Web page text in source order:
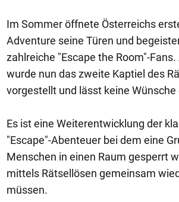
Im Sommer öffnete Österreichs
Adventure seine Türen und
zahlreiche "Escape the Room"-
wurde nun das zweite Kaptiel des
vorgestellt und lässt keine Wünsche
Es ist eine Weiterentwicklung der
"Escape"-Abenteuer bei dem eine
Menschen in einen Raum gesperrt
mittels Rätsellösen gemeinsam
müssen.